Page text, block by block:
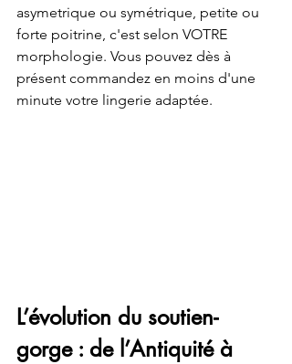
asymetrique ou symétrique, petite ou
forte poitrine, c'est selon VOTRE
morphologie. Vous pouvez dès à
présent commandez en moins d'une
minute votre lingerie adaptée.
L’évolution du soutien-
gorge : de l’Antiquité à